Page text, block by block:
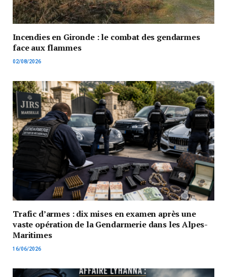
Incendies en Gironde : le combat des gendarmes
face aux flammes
02/08/2026
Trafic d’armes : dix mises en examen après une
vaste opération de la Gendarmerie dans les Alpes-
Maritimes
16/06/2026